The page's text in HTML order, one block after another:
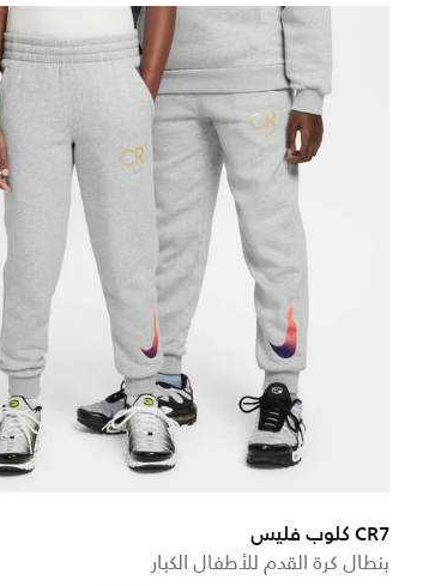
CR7 كلوب فليس
بنطال كرة القدم للأطفال الكبار